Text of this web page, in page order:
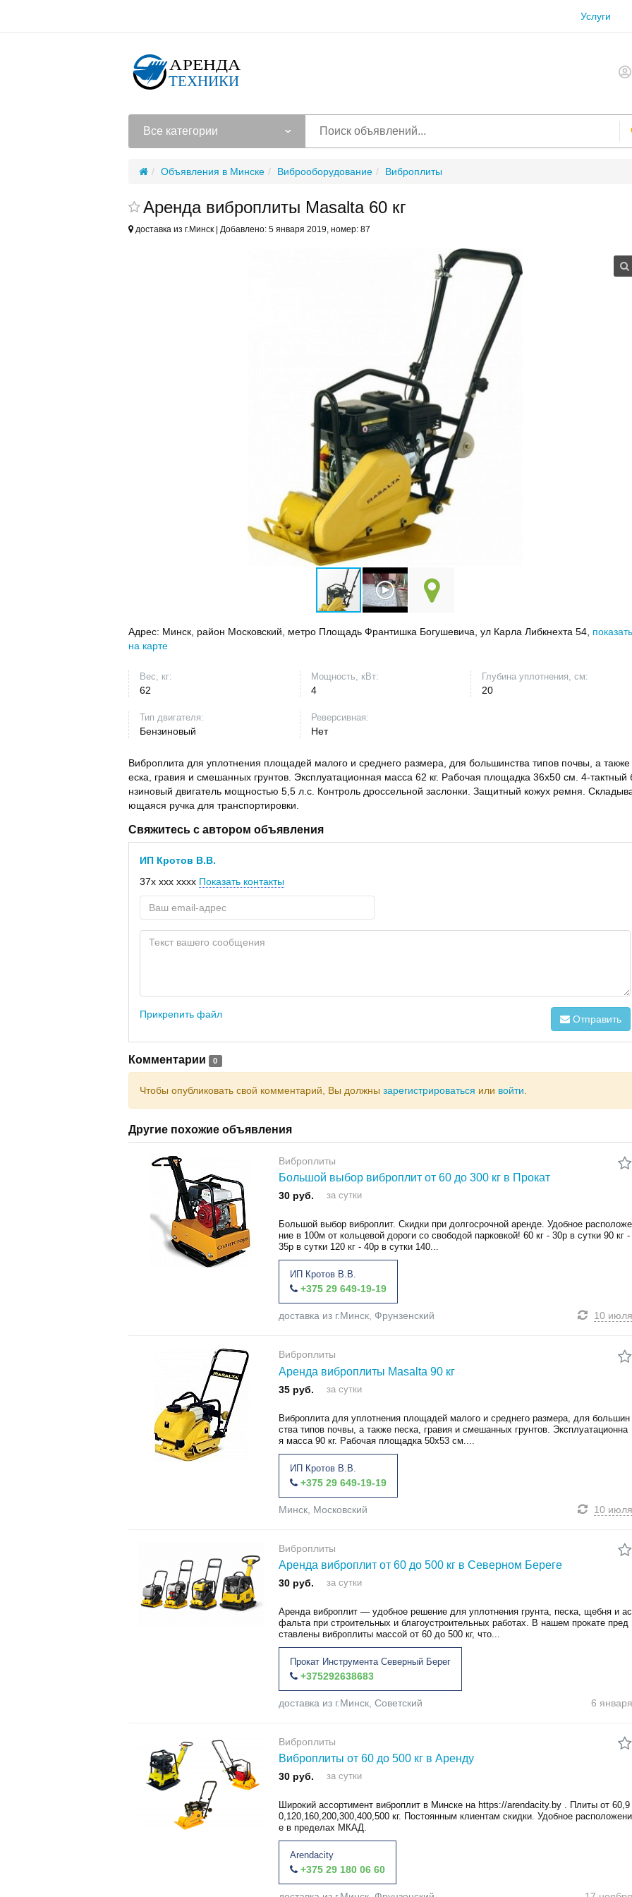
Услуги
Все категории
Объявления в Минске Виброоборудование Виброплиты
Аренда виброплиты Masalta 60 кг
доставка из г.Минск | Добавлено: 5 января 2019, номер: 87
Адрес: Минск, район Московский, метро Площадь Франтишка Богушевича, ул Карла Либкнехта 54, показать
на карте
Вес, кг:
62
Мощность, кВт:
4
Глубина уплотнения, см:
20
Тип двигателя:
Бензиновый
Реверсивная:
Нет
Виброплита для уплотнения площадей малого и среднего размера, для большинства типов почвы, а также
еска, гравия и смешанных грунтов. Эксплуатационная масса 62 кг. Рабочая площадка 36x50 см. 4-тактный
нзиновый двигатель мощностью 5,5 л.с. Контроль дроссельной заслонки. Защитный кожух ремня.
ющаяся ручка для транспортировки.
Свяжитесь с автором объявления
ИП Кротов В.В.
37x xxx xxxx Показать контакты
Прикрепить файл Отправить
Комментарии 0
Чтобы опубликовать свой комментарий, Вы должны зарегистрироваться или войти
Другие похожие объявления
Виброплиты
Большой выбор виброплит от 60 до 300 кг в Прокат
30 руб. за сутки
Большой выбор виброплит. Скидки при долгосрочной аренде. Удобное расположе
ние в 100м от кольцевой дороги со свободой парковкой! 60 кг - 30р в сутки 90 кг -
35р в сутки 120 кг - 40р в сутки 140...
ИП Кротов В.В.
+375 29 649-19-19
доставка из г.Минск, Фрунзенский 10 июля
Виброплиты
Аренда виброплиты Masalta 90 кг
35 руб. за сутки
Виброплита для уплотнения площадей малого и среднего размера, для большин
ства типов почвы, а также песка, гравия и смешанных грунтов. Эксплуатационна
я масса 90 кг. Рабочая площадка 50x53 см....
ИП Кротов В.В.
+375 29 649-19-19
Минск, Московский 10 июля
Виброплиты
Аренда виброплит от 60 до 500 кг в Северном Береге
30 руб. за сутки
Аренда виброплит — удобное решение для уплотнения грунта, песка, щебня и ас
фальта при строительных и благоустроительных работах. В нашем прокате пред
ставлены виброплиты массой от 60 до 500 кг, что...
Прокат Инструмента Северный Берег
+375292638683
доставка из г.Минск, Советский 6 января
Виброплиты
Виброплиты от 60 до 500 кг в Аренду
30 руб. за сутки
Широкий ассортимент виброплит в Минске на https://arendacity.by . Плиты от 60,9
0,120,160,200,300,400,500 кг. Постоянным клиентам скидки. Удобное расположени
е в пределах МКАД.
Arendacity
+375 29 180 06 60